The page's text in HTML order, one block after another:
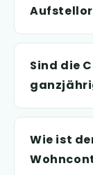
Sind die
Wie ist